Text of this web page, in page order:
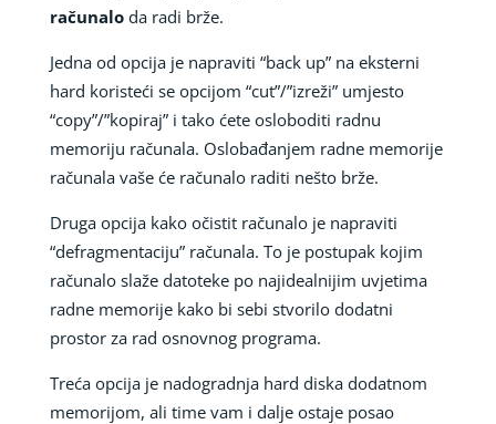
računaloda radi brže.
Jedna od opcija je napraviti “back up” na eksterni
hard koristeći se opcijom “cut”/”izreži” umjesto
“copy”/”kopiraj” i tako ćete osloboditi radnu
memoriju računala. Oslobađanjem radne memorije
računala vaše će računalo raditi nešto brže.
Druga opcija kako očistit računalo je napraviti
“defragmentaciju” računala. To je postupak kojim
računalo slaže datoteke po najidealnijim uvjetima
radne memorije kako bi sebi stvorilo dodatni
prostor za rad osnovnog programa.
Treća opcija je nadogradnja hard diska dodatnom
memorijom, ali time vam i dalje ostaje posao